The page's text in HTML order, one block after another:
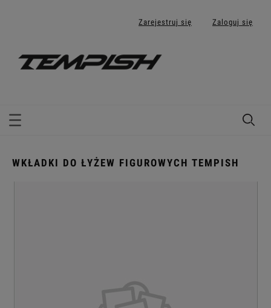
Zarejestruj się Zaloguj się
WKŁADKI DO ŁYŻEW FIGUROWYCH TEMPISH